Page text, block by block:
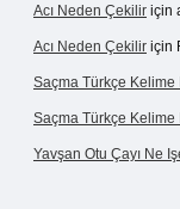
Acı Neden Çekilir için
Acı Neden Çekilir için
Saçma Türkçe Kelime
Saçma Türkçe Kelime
Yavşan Otu Çayı Ne